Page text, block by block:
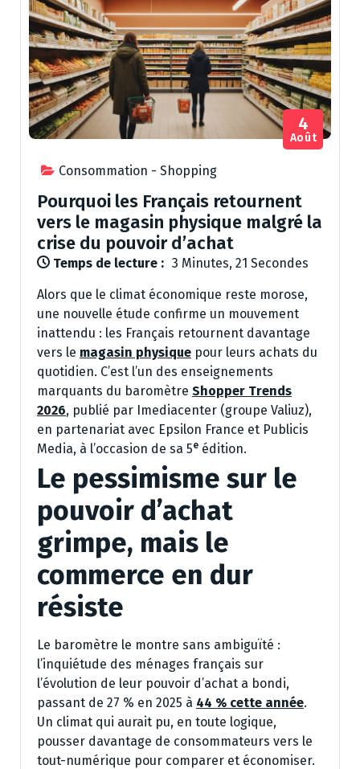
Consommation - Shopping
4
Août
Pourquoi les Français retournent
vers le magasin physique malgré la
crise du pouvoir d’achat
Temps de lecture : 3 Minutes, 21 Secondes
Alors que le climat économique reste morose,
une nouvelle étude confirme un mouvement
inattendu : les Français retournent davantage
vers le magasin physique pour leurs achats du
quotidien. C’est l’un des enseignements
marquants du baromètre Shopper Trends
2026, publié par Imediacenter (groupe Valiuz),
en partenariat avec Epsilon France et Publicis
Media, à l’occasion de sa 5e édition.
Le pessimisme sur le
pouvoir d’achat
grimpe, mais le
commerce en dur
résiste
Le baromètre le montre sans ambiguïté :
l’inquiétude des ménages français sur
l’évolution de leur pouvoir d’achat a bondi,
passant de 27 % en 2025 à 44 % cette année.
Un climat qui aurait pu, en toute logique,
pousser davantage de consommateurs vers le
tout-numérique pour comparer et économiser.